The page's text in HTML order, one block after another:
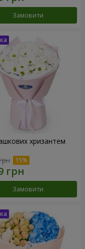
Замовити
хризантем
Замовити